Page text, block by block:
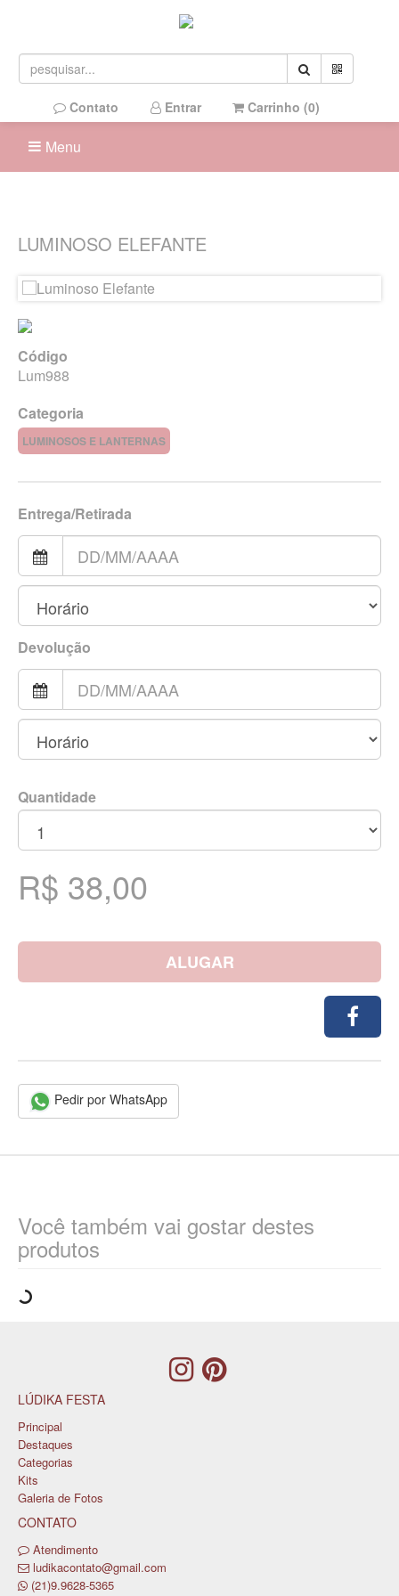
Contato Entrar Carrinho (0)
Menu
LUMINOSO ELEFANTE
Código
Lum988
Categoria
LUMINOSOS E LANTERNAS
Entrega/Retirada
Devolução
Quantidade
R$ 38,00
ALUGAR
Pedir por WhatsApp
Você também vai gostar destes
produtos
LÚDIKA FESTA
Principal
Destaques
Categorias
Kits
Galeria de Fotos
CONTATO
Atendimento
ludikacontato@gmail.com
(21)9.9628-5365